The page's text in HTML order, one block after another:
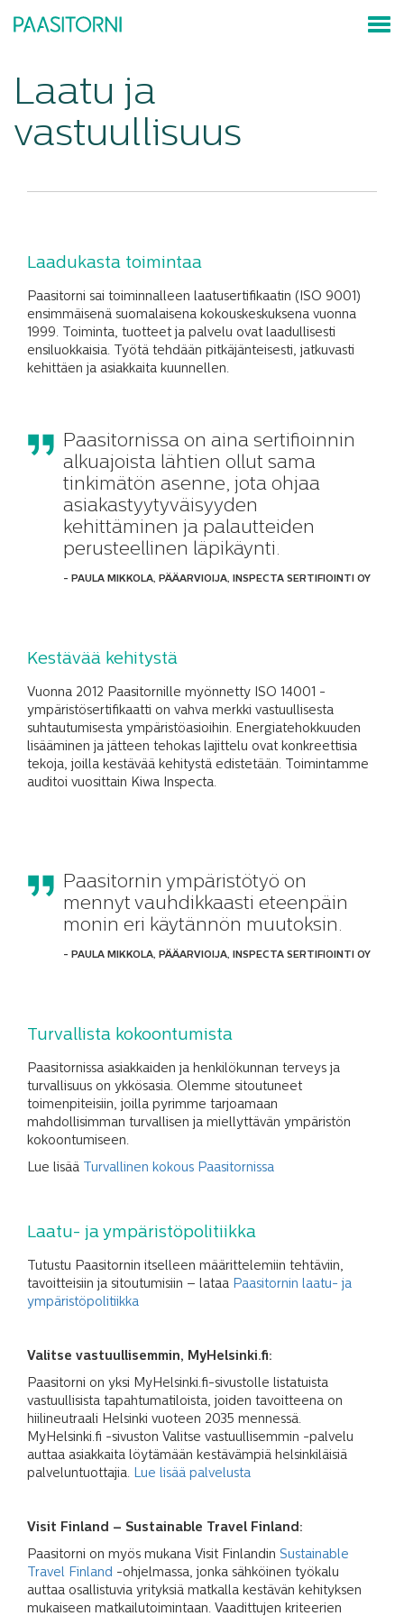
Laatu ja
vastuullisuus
Laadukasta toimintaa
Paasitorni sai toiminnalleen laatusertifikaatin (ISO 9001)
ensimmäisenä suomalaisena kokouskeskuksena vuonna
1999. Toiminta, tuotteet ja palvelu ovat laadullisesti
ensiluokkaisia. Työtä tehdään pitkäjänteisesti, jatkuvasti
kehittäen ja asiakkaita kuunnellen.
Paasitornissa on aina sertifioinnin
alkuajoista lähtien ollut sama
tinkimätön asenne, jota ohjaa
asiakastyytyväisyyden
kehittäminen ja palautteiden
perusteellinen läpikäynti.
- PAULA MIKKOLA, PÄÄARVIOIJA, INSPECTA SERTIFIOINTI OY
Kestävää kehitystä
Vuonna 2012 Paasitornille myönnetty ISO 14001 -
ympäristösertifikaatti on vahva merkki vastuullisesta
suhtautumisesta ympäristöasioihin. Energiatehokkuuden
lisääminen ja jätteen tehokas lajittelu ovat konkreettisia
tekoja, joilla kestävää kehitystä edistetään. Toimintamme
auditoi vuosittain Kiwa Inspecta.
Paasitornin ympäristötyö on
mennyt vauhdikkaasti eteenpäin
monin eri käytännön muutoksin.
- PAULA MIKKOLA, PÄÄARVIOIJA, INSPECTA SERTIFIOINTI OY
Turvallista kokoontumista
Paasitornissa asiakkaiden ja henkilökunnan terveys ja
turvallisuus on ykkösasia. Olemme sitoutuneet
toimenpiteisiin, joilla pyrimme tarjoamaan
mahdollisimman turvallisen ja miellyttävän ympäristön
kokoontumiseen.
Lue lisää
Turvallinen kokous Paasitornissa
Laatu- ja ympäristöpolitiikka
Tutustu Paasitornin itselleen määrittelemiin tehtäviin,
tavoitteisiin ja sitoutumisiin – lataa Paasitornin laatu- ja
ympäristöpolitiikka
Valitse vastuullisemmin, MyHelsinki.fi:
Paasitorni on yksi MyHelsinki.fi-sivustolle listatuista
vastuullisista tapahtumatiloista, joiden tavoitteena on
hiilineutraali Helsinki vuoteen 2035 mennessä.
MyHelsinki.fi -sivuston Valitse vastuullisemmin -palvelu
auttaa asiakkaita löytämään kestävämpiä helsinkiläisiä
palveluntuottajia. Lue lisää palvelusta
Visit Finland – Sustainable Travel Finland:
Paasitorni on myös mukana Visit Finlandin Sustainable
Travel Finland -ohjelmassa, jonka sähköinen työkalu
auttaa osallistuvia yrityksiä matkalla kestävän kehityksen
mukaiseen matkailutoimintaan. Vaadittujen kriteerien